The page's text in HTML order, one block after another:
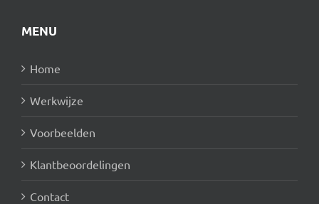
MENU
Home
Werkwijze
Voorbeelden
Klantbeoordelingen
Contact